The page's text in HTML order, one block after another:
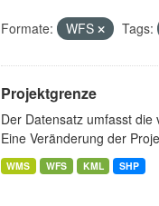
Formate: WFS Tags:
Projektgrenze
Der Datensatz umfasst
Eine Veränderung der
WMS WFS KML SHP